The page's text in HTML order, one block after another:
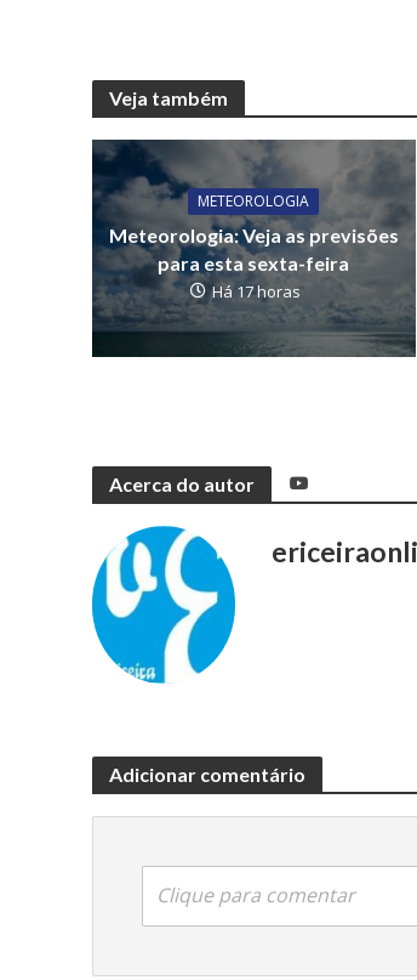
Veja também
METEOROLOGIA
Meteorologia: Veja as previsões
para esta sexta-feira
Há 17 horas
Acerca do autor
Adicionar comentário
Clique para comentar